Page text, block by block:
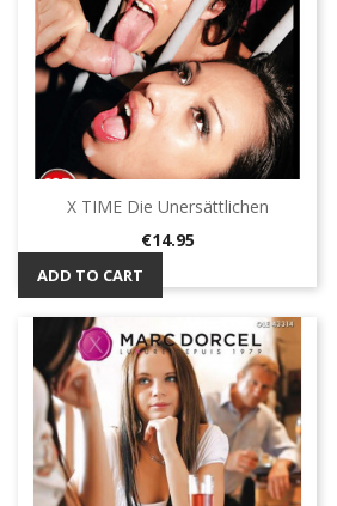
X TIME Die Unersättlichen
Price
€14.95
ADD TO CART